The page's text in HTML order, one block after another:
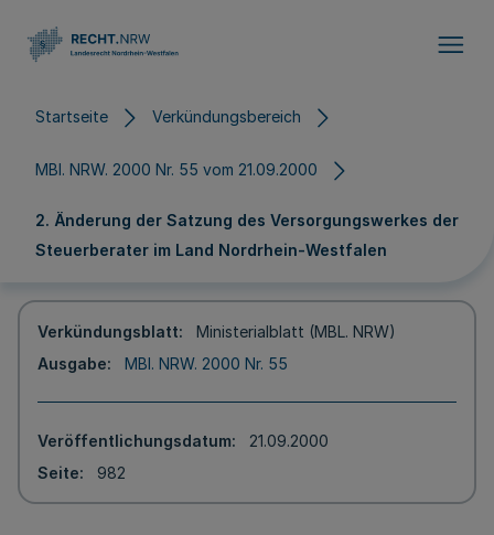
Startseite Verkündungsbereich
MBl. NRW. 2000 Nr. 55 vom 21.09.2000
2. Änderung der Satzung des Versorgungswerkes der
Steuerberater im Land Nordrhein-Westfalen
Verkündungsblatt
Ministerialblatt (MBL. NRW)
Ausgabe
MBl. NRW. 2000 Nr. 55
Veröffentlichungsdatum
21.09.2000
Seite
982